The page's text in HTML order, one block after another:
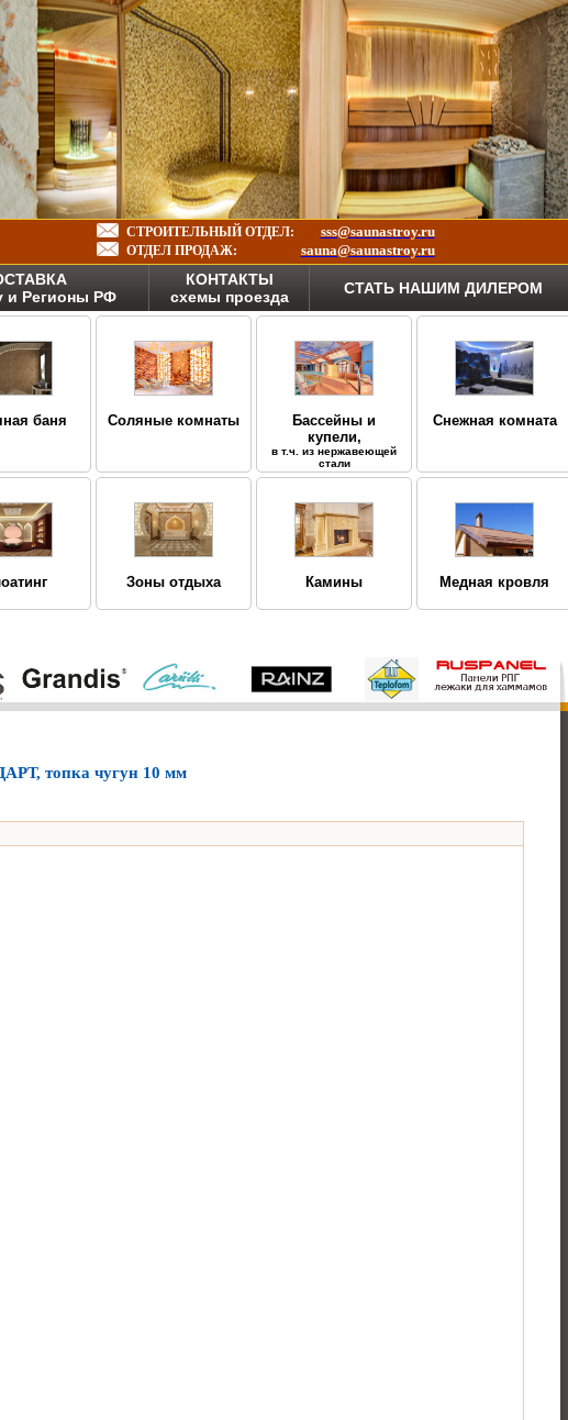
СТРОИТЕЛЬНЫЙ ОТДЕЛ: sss@saunastroy.ru
ОТДЕЛ ПРОДАЖ: sauna@saunastroy.ru
и Регионы РФ
КОНТАКТЫ
схемы проезда
СТАТЬ НАШИМ ДИЛЕРОМ
баня Соляные комнаты
Бассейны и
купели,
в т.ч. из нержавеющей
стали
Снежная комната
Зоны отдыха Камины Медная кровля
топка чугун 10 мм